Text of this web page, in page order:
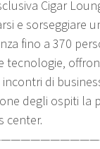
Cigar
e sorseggiare
fino a 370
tecnologie,
di
degli ospiti la
center.